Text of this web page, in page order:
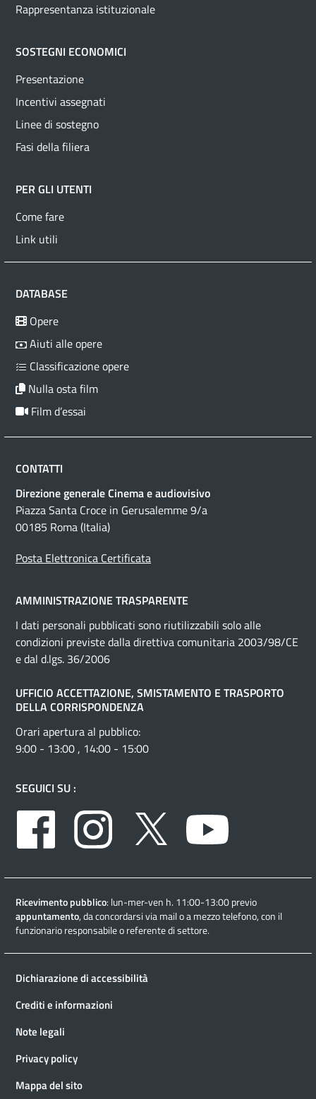
Rappresentanza istituzionale
SOSTEGNI ECONOMICI
Presentazione
Incentivi assegnati
Linee di sostegno
Fasi della filiera
PER GLI UTENTI
Come fare
Link utili
DATABASE
Opere
Aiuti alle opere
Classificazione opere
Nulla osta film
Film d’essai
CONTATTI
Direzione generale Cinema e audiovisivo
Piazza Santa Croce in Gerusalemme 9/a
00185 Roma (Italia)
Posta Elettronica Certificata
AMMINISTRAZIONE TRASPARENTE
I dati personali pubblicati sono riutilizzabili solo alle
condizioni previste dalla direttiva comunitaria 2003/98/CE
e dal d.lgs. 36/2006
UFFICIO ACCETTAZIONE, SMISTAMENTO E TRASPORTO
DELLA CORRISPONDENZA
Orari apertura al pubblico:
9:00 - 13:00 , 14:00 - 15:00
SEGUICI SU :
Facebook
Instagram Twitter
Ricevimento pubblico: lun-mer-ven h. 11:00-13:00 previo
appuntamento, da concordarsi via mail o a mezzo telefono, con il
funzionario responsabile o referente di settore.
Dichiarazione di accessibilità
Crediti e informazioni
Note legali
Privacy policy
Mappa del sito